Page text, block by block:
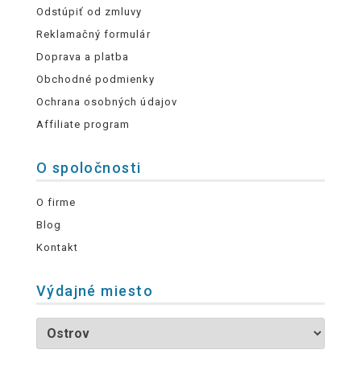
Odstúpiť od zmluvy
Reklamačný formulár
Doprava a platba
Obchodné podmienky
Ochrana osobných údajov
Affiliate program
O spoločnosti
O firme
Blog
Kontakt
Výdajné miesto